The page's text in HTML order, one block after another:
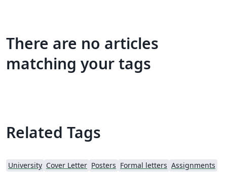
There are no articles
matching your tags
Related Tags
University Cover Letter Posters Formal letters Assignments